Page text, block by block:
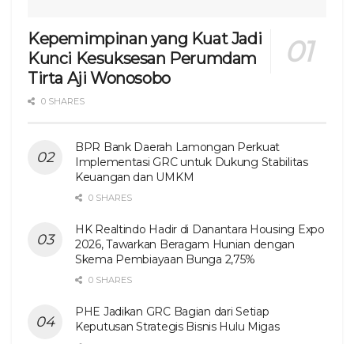
Kepemimpinan yang Kuat Jadi
Kunci Kesuksesan Perumdam
Tirta Aji Wonosobo
0 SHARES
BPR Bank Daerah Lamongan Perkuat
Implementasi GRC untuk Dukung Stabilitas
Keuangan dan UMKM
0 SHARES
HK Realtindo Hadir di Danantara Housing Expo
2026, Tawarkan Beragam Hunian dengan
Skema Pembiayaan Bunga 2,75%
0 SHARES
PHE Jadikan GRC Bagian dari Setiap
Keputusan Strategis Bisnis Hulu Migas